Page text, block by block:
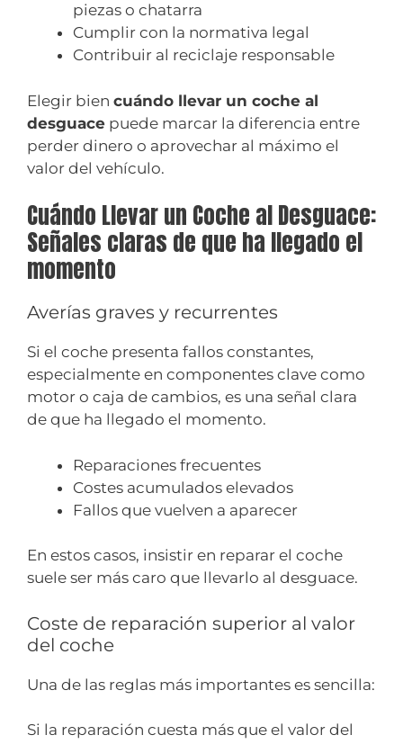
piezas o chatarra
Cumplir con la normativa legal
Contribuir al reciclaje responsable
Elegir bien cuándo llevar un coche al
desguace puede marcar la diferencia entre
perder dinero o aprovechar al máximo el
valor del vehículo.
Cuándo Llevar un Coche al Desguace:
Señales claras de que ha llegado el
momento
Averías graves y recurrentes
Si el coche presenta fallos constantes,
especialmente en componentes clave como
motor o caja de cambios, es una señal clara
de que ha llegado el momento.
Reparaciones frecuentes
Costes acumulados elevados
Fallos que vuelven a aparecer
En estos casos, insistir en reparar el coche
suele ser más caro que llevarlo al desguace.
Coste de reparación superior al valor
del coche
Una de las reglas más importantes es sencilla:
Si la reparación cuesta más que el valor del